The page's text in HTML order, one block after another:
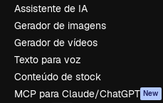
Assistente de IA
Gerador de imagens
Gerador de vídeos
Texto para voz
Conteúdo de stock
MCP para Claude/ChatGPT New